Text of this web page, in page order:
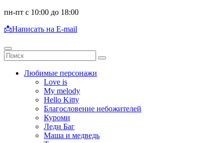
пн-пт с 10:00 до 18:00
📩Написать на E-mail
Любимые персонажи
Love is
My melody
Hello Kitty
Благословение небожителей
Куроми
Леди Баг
Маша и медведь